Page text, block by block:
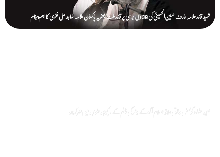
شہید قائد علامہ عارف حسین الحسینیؒ کی 38ویں برسی پر قائد ملت جعفریہ پاکستان علامہ ساجد علی نقوی کا اہم پیغام